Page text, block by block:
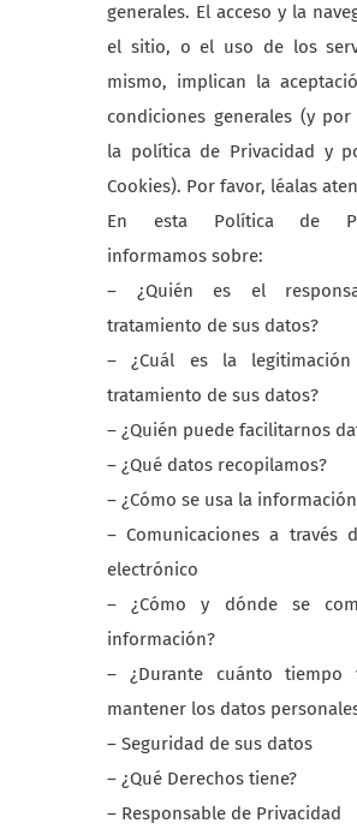
generales. El acceso y la
el sitio, o el uso de los
mismo, implican la
condiciones generales (y
la política de Privacidad y
Cookies). Por favor, léalas
En esta Política de
informamos sobre:
– ¿Quién es el
tratamiento de sus datos?
– ¿Cuál es la
tratamiento de sus datos?
– ¿Quién puede facilitarnos
– ¿Qué datos recopilamos?
– ¿Cómo se usa la
– Comunicaciones a través
electrónico
– ¿Cómo y dónde se
información?
– ¿Durante cuánto tiempo
mantener los datos
– Seguridad de sus datos
– ¿Qué Derechos tiene?
– Responsable de Privacidad